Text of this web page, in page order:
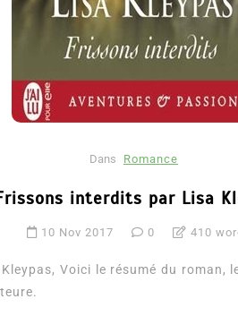
Dans Romance
interdits par Lisa
10 Nov 2017 0 410
Voici le résumé du roman,
l’actualité : été
0 3 052 words